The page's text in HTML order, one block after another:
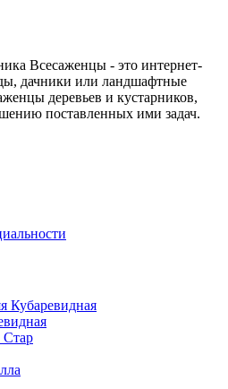
Всесаженцы - это интернет-
дачники или ландшафтные
деревьев и кустарников,
поставленных ими задач.